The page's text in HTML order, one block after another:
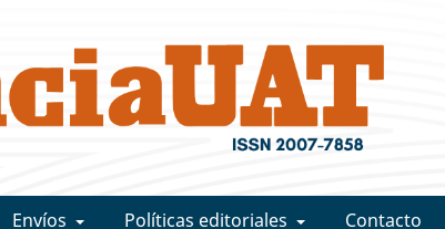
Envíos Políticas editoriales Contacto